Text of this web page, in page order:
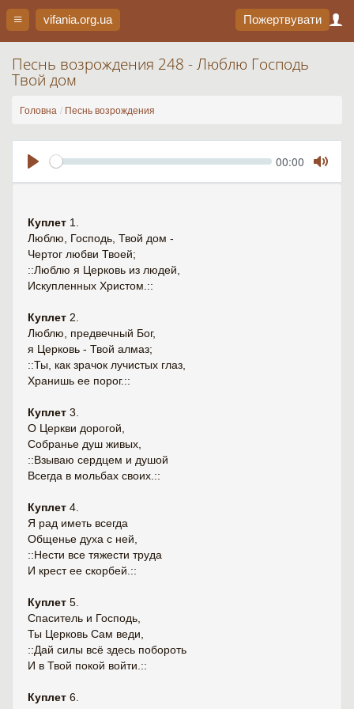
vifania.org.ua Пожертвувати
Песнь возрождения 248 - Люблю Господь
Твой дом
Головна Песнь возрождения
Seek Current
00:00
Mute
Куплет 1.
Люблю, Господь, Твой дом -
Чертог любви Твоей;
::Люблю я Церковь из людей,
Искупленных Христом.::
Куплет 2.
Люблю, предвечный Бог,
я Церковь - Твой алмаз;
::Ты, как зрачок лучистых глаз,
Хранишь ее порог.::
Куплет 3.
О Церкви дорогой,
Собранье душ живых,
::Взываю сердцем и душой
Всегда в мольбах своих.::
Куплет 4.
Я рад иметь всегда
Общенье духа с ней,
::Нести все тяжести труда
И крест ее скорбей.::
Куплет 5.
Спаситель и Господь,
Ты Церковь Сам веди,
::Дай силы всё здесь побороть
И в Твой покой войти.::
Куплет 6.